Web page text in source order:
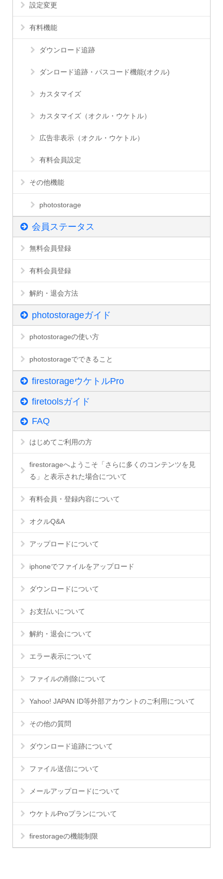
設定変更
有料機能
ダウンロード追跡
ダンロード追跡・パスコード機能(オクル)
カスタマイズ
カスタマイズ（オクル・ウケトル）
広告非表示（オクル・ウケトル）
有料会員設定
その他機能
photostorage
会員ステータス
無料会員登録
有料会員登録
解約・退会方法
photostorageガイド
photostorageの使い方
photostorageでできること
firestorageウケトルPro
firetoolsガイド
FAQ
はじめてご利用の方
firestorageへようこそ「さらに多くのコンテンツを見
る」と表示された場合について
有料会員・登録内容について
オクルQ&A
アップロードについて
iphoneでファイルをアップロード
ダウンロードについて
お支払いについて
解約・退会について
エラー表示について
ファイルの削除について
Yahoo! JAPAN ID等外部アカウントのご利用について
その他の質問
ダウンロード追跡について
ファイル送信について
メールアップロードについて
ウケトルProプランについて
firestorageの機能制限